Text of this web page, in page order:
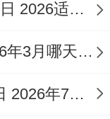
2026年2月份领结婚证黄道吉日 2026适合结婚的日子
2026年3月哪天黄道吉日 2026年3月哪天入宅最好呢
2026年七月份动土的黄道吉日 2026年7月那天能动土